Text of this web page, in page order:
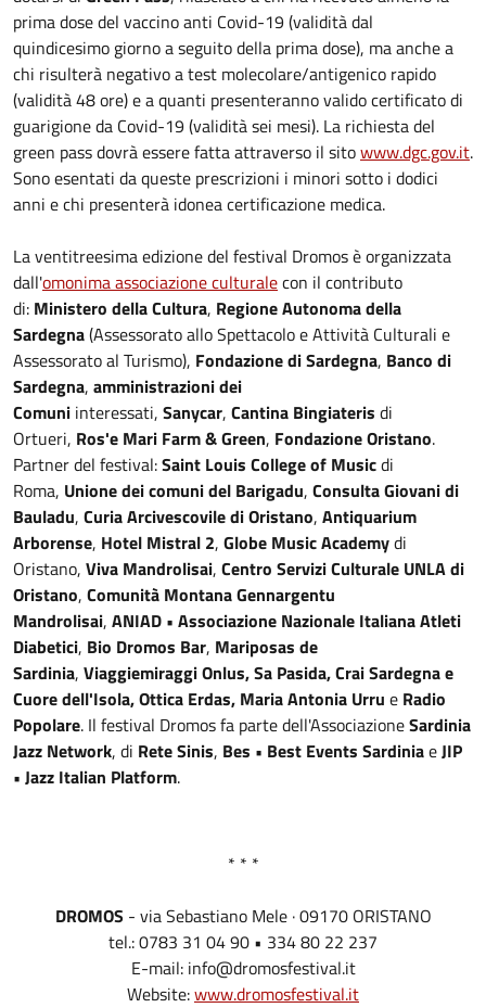
prima dose del vaccino anti Covid-19 (validità dal
quindicesimo giorno a seguito della prima dose), ma anche a
chi risulterà negativo a test molecolare/antigenico rapido
(validità 48 ore) e a quanti presenteranno valido certificato di
guarigione da Covid-19 (validità sei mesi). La richiesta del
green pass dovrà essere fatta attraverso il sitowww.dgc.gov.it.
Sono esentati da queste prescrizioni i minori sotto i dodici
anni e chi presenterà idonea certificazione medica.
La ventitreesima edizione del festival Dromos è organizzata
dall'omonima associazione culturalecon il contributo
di: Ministero della Cultura, Regione Autonoma della
Sardegna(Assessorato allo Spettacolo e Attività Culturali e
Assessorato al Turismo), Fondazione di Sardegna, Banco di
Sardegna, amministrazioni dei
Comuni interessati, Sanycar, Cantina Bingiateris di
Ortueri, Ros'e Mari Farm & Green, Fondazione Oristano.
Partner del festival:Saint Louis College of Musicdi
Roma, Unione dei comuni del Barigadu, Consulta Giovani di
Bauladu, Curia Arcivescovile di Oristano, Antiquarium
Arborense, Hotel Mistral 2, Globe Music Academydi
Oristano, Viva Mandrolisai, Centro Servizi Culturale UNLA di
Oristano, Comunità Montana Gennargentu
Mandrolisai, ANIAD • Associazione Nazionale Italiana Atleti
Diabetici, Bio Dromos Bar, Mariposas de
Sardinia, Viaggiemiraggi Onlus, Sa Pasida, Crai Sardegna e
Cuore dell'Isola, Ottica Erdas, Maria Antonia Urru e Radio
Popolare. Il festival Dromos fa parte dell'AssociazioneSardinia
Jazz Network, di Rete Sinis, Bes • Best Events SardiniaeJIP
• Jazz Italian Platform.
* * *
DROMOS - via Sebastiano Mele · 09170 ORISTANO
tel.: 0783 31 04 90 • 334 80 22 237
E-mail: info@dromosfestival.it
Website:www.dromosfestival.it